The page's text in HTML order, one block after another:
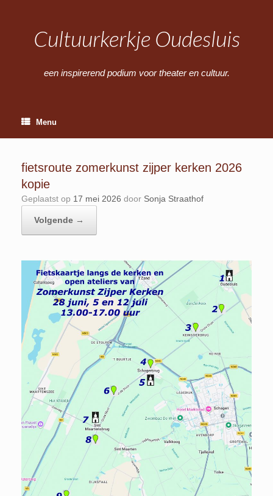
Cultuurkerkje Oudesluis
een inspirerend podium voor theater en cultuur.
Menu
fietsroute zomerkunst zijper kerken 2026
kopie
Geplaatst op 17 mei 2026 door Sonja Straathof
Volgende →